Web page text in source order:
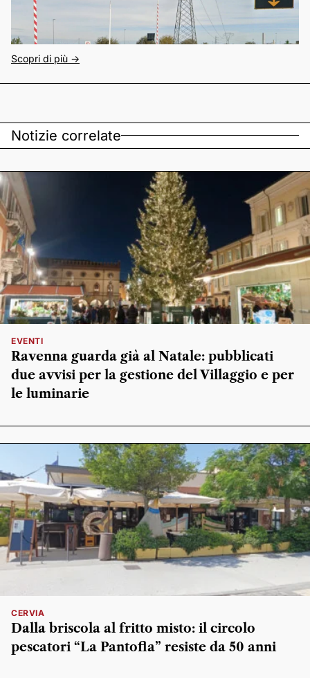
Scopri di più ->
Notizie correlate
EVENTI
Ravenna guarda già al Natale: pubblicati
due avvisi per la gestione del Villaggio e per
le luminarie
CERVIA
Dalla briscola al fritto misto: il circolo
pescatori “La Pantofla” resiste da 50 anni